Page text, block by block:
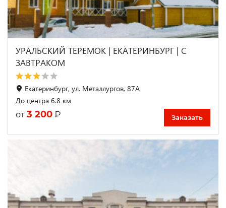
УРАЛЬСКИЙ ТЕРЕМОК | ЕКАТЕРИНБУРГ | С
ЗАВТРАКОМ
Екатеринбург, ул. Металлургов, 87А
До центра 6.8 км
от 3 200 ₽ Заказать